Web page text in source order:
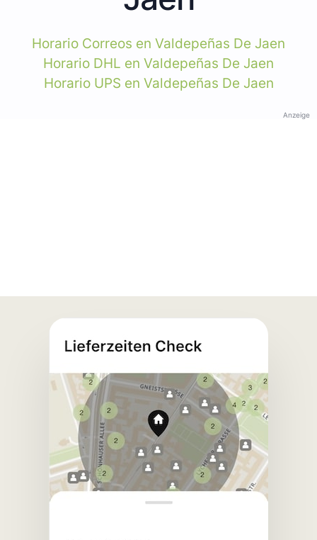
Horario Correos en Valdepeñas De Jaen
Horario DHL en Valdepeñas De Jaen
Horario UPS en Valdepeñas De Jaen
Anzeige